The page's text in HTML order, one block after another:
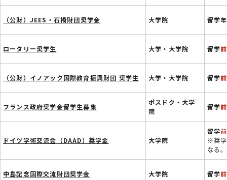
（公財）JEES・石橋財団奨学金 大学院 留学
ロータリー奨学生 大学・大学院 留学
（公財）イノアック国際教育振興財団 奨学生 大学・大学院 留学
フランス政府奨学金留学生募集
ポスドク・大学
院
留学
ドイツ学術交流会（DAAD）奨学金 大学院
留学
※奨
なる。
中島記念国際交流財団奨学金 大学院 留学